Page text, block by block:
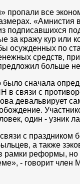
пропали все
«Амнистия
подписавшихся
кражу кур или
осужденных по
средств,
больше
сначала
связи с
девальвирует
один - узник
с праздником
а также
рамки реформы,
- говорит член